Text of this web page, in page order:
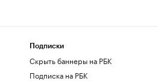
Подписки
Скрыть баннеры на РБК
Подписка на РБК